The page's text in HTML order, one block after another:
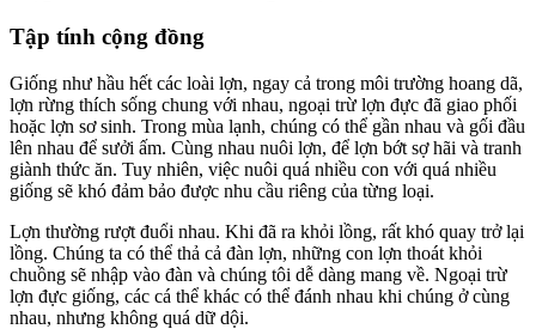
Tập tính cộng đồng
Giống như hầu hết các loài lợn, ngay cả trong môi trường hoang dã,
lợn rừng thích sống chung với nhau, ngoại trừ lợn đực đã giao phối
hoặc lợn sơ sinh. Trong mùa lạnh, chúng có thể gần nhau và gối đầu
lên nhau để sưởi ấm. Cùng nhau nuôi lợn, để lợn bớt sợ hãi và tranh
giành thức ăn. Tuy nhiên, việc nuôi quá nhiều con với quá nhiều
giống sẽ khó đảm bảo được nhu cầu riêng của từng loại.
Lợn thường rượt đuổi nhau. Khi đã ra khỏi lồng, rất khó quay trở lại
lồng. Chúng ta có thể thả cả đàn lợn, những con lợn thoát khỏi
chuồng sẽ nhập vào đàn và chúng tôi dễ dàng mang về. Ngoại trừ
lợn đực giống, các cá thể khác có thể đánh nhau khi chúng ở cùng
nhau, nhưng không quá dữ dội.